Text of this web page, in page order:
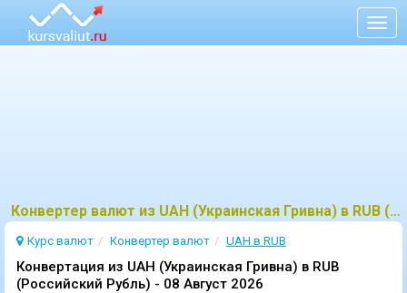
Конвертер валют из UAH (Украинская Гривна) в RUB (Российский Рубль)
Курс валют Конвертер валют UAH в RUB
Конвертация из UAH (Украинская Гривна) в RUB
(Российский Рубль) - 08 Август 2026